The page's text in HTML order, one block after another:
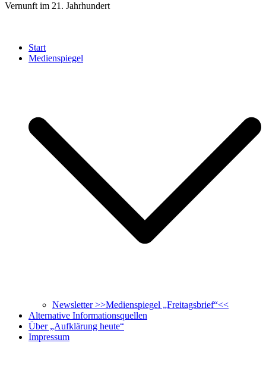
Vernunft im 21. Jahrhundert
Start
Medienspiegel
Newsletter >>Medienspiegel „Freitagsbrief“<<
Alternative Informationsquellen
Über „Aufklärung heute“
Impressum